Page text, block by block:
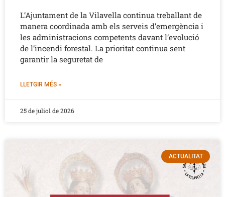
L’Ajuntament de la Vilavella continua treballant de
manera coordinada amb els serveis d’emergència i
les administracions competents davant l’evolució
de l’incendi forestal. La prioritat continua sent
garantir la seguretat de
LLETGIR MÉS »
25 de juliol de 2026
ACTUALITAT